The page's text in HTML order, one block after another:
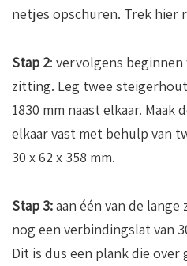
netjes opschuren. Trek hier
Stap 2: vervolgens
zitting. Leg twee
1830 mm naast elkaar. Maak
elkaar vast met behulp van
30 x 62 x 358 mm.
Stap 3:aan één van de
nog een verbindingslat van
Dit is dus een plank die over